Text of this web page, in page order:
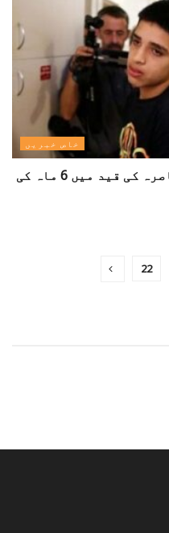
خاص خبریں
اسرائیلی عدالت نے احمد مناصرہ کی قید میں 6 ماہ کی
22